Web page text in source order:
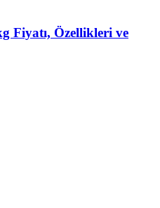
Fiyatı, Özellikleri ve